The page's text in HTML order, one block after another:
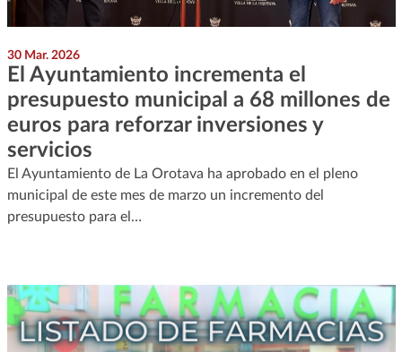
30 Mar. 2026
El Ayuntamiento incrementa el
presupuesto municipal a 68 millones de
euros para reforzar inversiones y
servicios
El Ayuntamiento de La Orotava ha aprobado en el pleno
municipal de este mes de marzo un incremento del
presupuesto para el…